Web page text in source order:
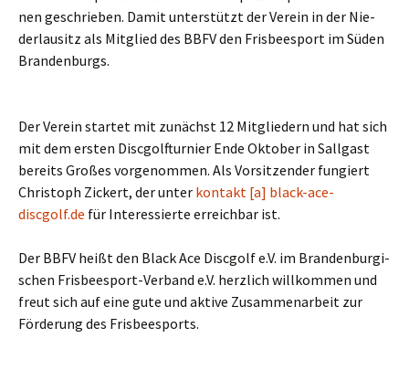
nen geschrie­ben. Damit unter­stützt der Ver­ein in der Nie­
der­lau­sitz als Mit­glied des BBFV den Fris­bee­s­port im Süden
Brandenburgs.
Der Ver­ein star­tet mit zunächst 12 Mit­glie­dern und hat sich
mit dem ers­ten Disc­golf­tur­nier Ende Okto­ber in Sall­gast
bereits Gro­ßes vor­ge­nom­men. Als Vor­sit­zen­der fun­giert
Chris­toph Zickert, der unter kon­takt [a] black-ace-
discgolf.de für Inter­es­sier­te erreich­bar ist.
Der BBFV heißt den Black Ace Disc­golf e.V. im Bran­den­bur­gi­
schen Fris­bee­s­port-Ver­band e.V. herz­lich will­kom­men und
freut sich auf eine gute und akti­ve Zusam­men­ar­beit zur
För­de­rung des Frisbeesports.